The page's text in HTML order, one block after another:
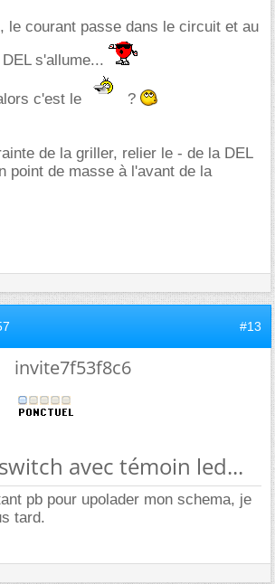
le courant passe dans le circuit et au
s'allume...
c'est le ?
de la griller, relier le - de la DEL
point de masse à l'avant de la
#13
invite7f53f8c6
avec témoin led...
pb pour upolader mon schema, je
tard.